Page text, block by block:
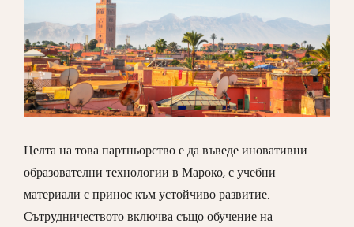
Целта на това партньорство е да въведе иновативни
образователни технологии в Мароко, с учебни
материали с принос към устойчиво развитие.
Сътрудничеството включва също обучение на